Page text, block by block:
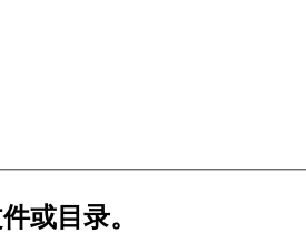
或目录。